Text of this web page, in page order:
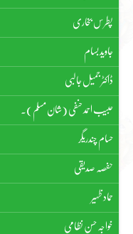
پطرس بخاری
جاوید بسام
ڈاکٹر جمیل جالبی
حبیب احمد حنفی (شان مسلم)۔
حسام چندریگر
حفصہ صدیقی
حماد ظہیر
خواجہ حسن نظامی